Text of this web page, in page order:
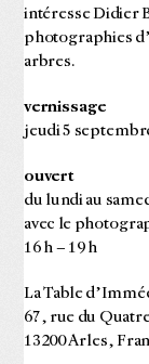
intéresse Didier
photographies
arbres.
vernissage
jeudi 5
ouvert
du lundi au
avec le
16 h – 19 h
La Table
67, rue du
13200 Arles,